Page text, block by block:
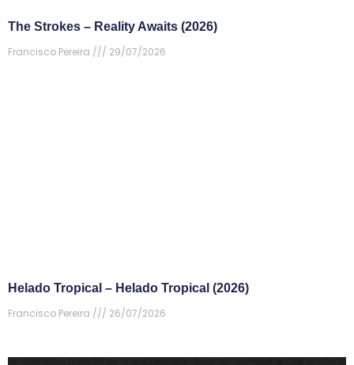
The Strokes – Reality Awaits (2026)
Francisco Pereira
29/07/2026
Helado Tropical – Helado Tropical (2026)
Francisco Pereira
26/07/2026